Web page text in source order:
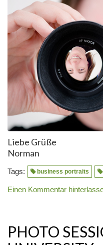
Liebe Grüße
Norman
Tags: business portraits
Einen Kommentar
PHOTO